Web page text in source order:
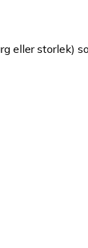
eller storlek)